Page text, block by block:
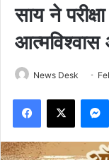
साय ने परीक्षा
News Desk
Facebook
X